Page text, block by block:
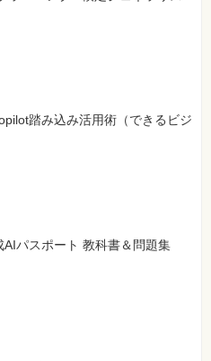
踏み込み活用術（できるビジ
AIパスポート 教科書＆問題集